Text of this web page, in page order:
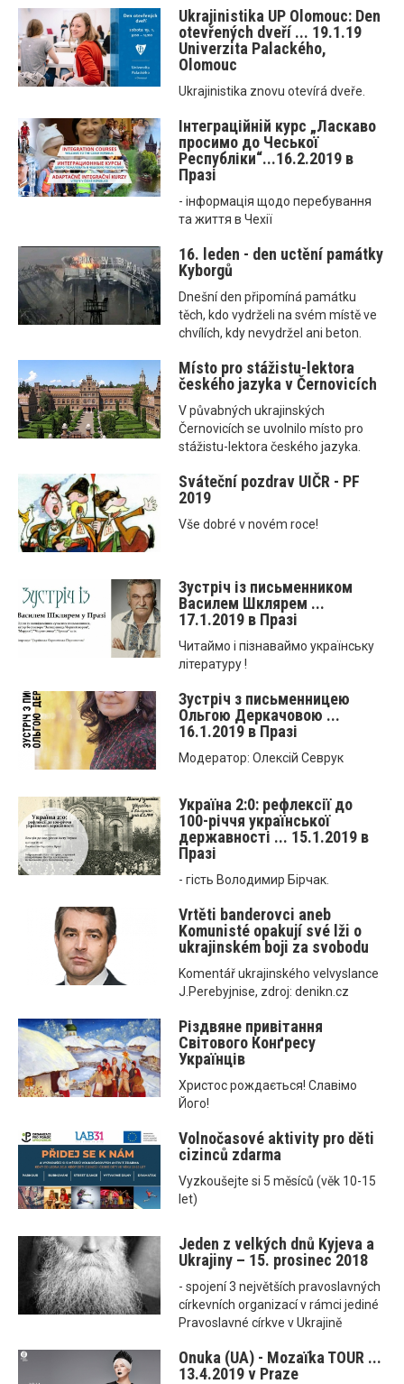
Ukrajinistika UP Olomouc: Den
otevřených dveří ... 19.1.19
Univerzita Palackého,
Olomouc
Ukrajinistika znovu otevírá dveře.
Інтеграційнiй курс „Ласкаво
просимо до Чеської
Республіки“...16.2.2019 в
Празі
- інформація щодо перебування
та життя в Чехії
16. leden - den uctění památky
Kyborgů
Dnešní den připomíná památku
těch, kdo vydrželi na svém místě ve
chvílích, kdy nevydržel ani beton.
Místo pro stážistu-lektora
českého jazyka v Černovicích
V půvabných ukrajinských
Černovicích se uvolnilo místo pro
stážistu-lektora českého jazyka.
Sváteční pozdrav UIČR - PF
2019
Vše dobré v novém roce!
Зустріч із письменником
Василем Шклярем ...
17.1.2019 в Празі
Читаймо і пізнаваймо українську
літературу !
Зустріч з письменницею
Ольгою Деркачовою ...
16.1.2019 в Празі
Модератор: Олексій Севрук
Україна 2:0: рефлексії до
100-річчя української
державності ... 15.1.2019 в
Празі
- гість Володимир Бірчак.
Vrtěti banderovci aneb
Komunisté opakují své lži o
ukrajinském boji za svobodu
Komentář ukrajinského velvyslance
J.Perebyjnise, zdroj: denikn.cz
Різдвяне привітання
Світового Конґресу
Українців
Христос рождається! Славімо
Його!
Volnočasové aktivity pro děti
cizinců zdarma
Vyzkoušejte si 5 měsíců (věk 10-15
let)
Jeden z velkých dnů Kyjeva a
Ukrajiny – 15. prosinec 2018
- spojení 3 největších pravoslavných
církevních organizací v rámci jediné
Pravoslavné církve v Ukrajině
Onuka (UA) - Mozaїka TOUR ...
13.4.2019 v Praze